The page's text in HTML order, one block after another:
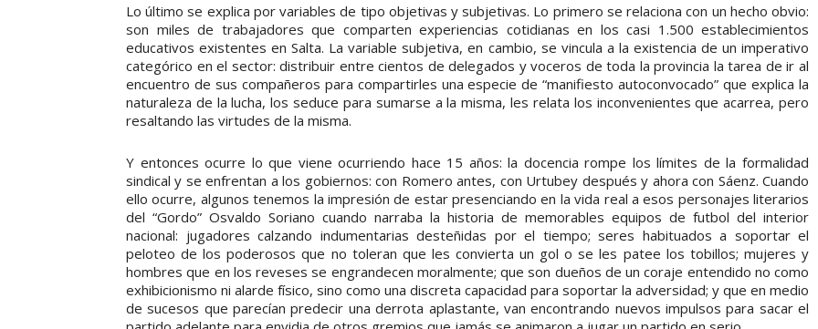
Lo último se explica por variables de tipo objetivas y subjetivas. Lo primero se relaciona con un hecho obvio:
son miles de trabajadores que comparten experiencias cotidianas en los casi 1.500 establecimientos
educativos existentes en Salta. La variable subjetiva, en cambio, se vincula a la existencia de un imperativo
categórico en el sector: distribuir entre cientos de delegados y voceros de toda la provincia la tarea de ir al
encuentro de sus compañeros para compartirles una especie de “manifiesto autoconvocado” que explica la
naturaleza de la lucha, los seduce para sumarse a la misma, les relata los inconvenientes que acarrea, pero
resaltando las virtudes de la misma.
Y entonces ocurre lo que viene ocurriendo hace 15 años: la docencia rompe los límites de la formalidad
sindical y se enfrentan a los gobiernos: con Romero antes, con Urtubey después y ahora con Sáenz. Cuando
ello ocurre, algunos tenemos la impresión de estar presenciando en la vida real a esos personajes literarios
del “Gordo” Osvaldo Soriano cuando narraba la historia de memorables equipos de futbol del interior
nacional: jugadores calzando indumentarias desteñidas por el tiempo; seres habituados a soportar el
peloteo de los poderosos que no toleran que les convierta un gol o se les patee los tobillos; mujeres y
hombres que en los reveses se engrandecen moralmente; que son dueños de un coraje entendido no como
exhibicionismo ni alarde físico, sino como una discreta capacidad para soportar la adversidad; y que en medio
de sucesos que parecían predecir una derrota aplastante, van encontrando nuevos impulsos para sacar el